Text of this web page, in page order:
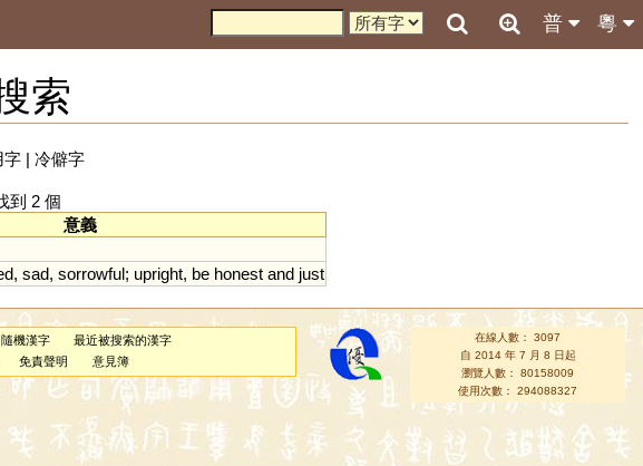
粵
普
索
字| 冷僻字
到 2 個
意義
, sad, sorrowful; upright, be honest and just
隨機漢字
最近被搜索的漢字
免責聲明 意見簿
在線人數： 3097
自 2014 年 7 月 8 日起
瀏覽人數： 80158009
使用次數： 294088327